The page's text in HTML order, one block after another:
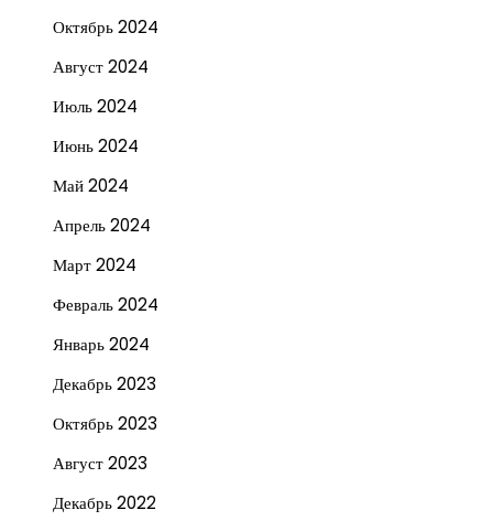
Октябрь 2024
Август 2024
Июль 2024
Июнь 2024
Май 2024
Апрель 2024
Март 2024
Февраль 2024
Январь 2024
Декабрь 2023
Октябрь 2023
Август 2023
Декабрь 2022